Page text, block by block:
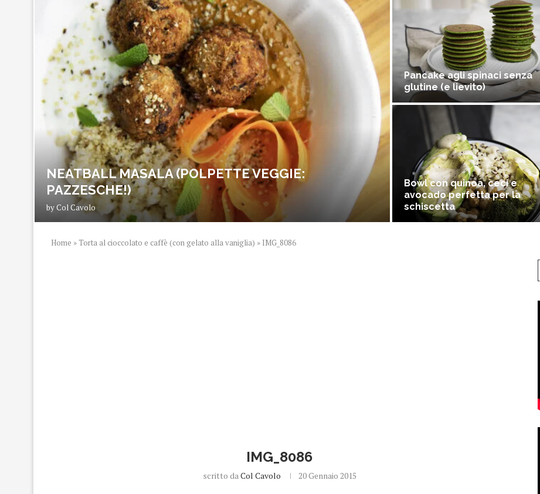
NEATBALL MASALA (POLPETTE VEGGIE:
PAZZESCHE!)
byCol Cavolo
Pancake agli spinaci senza
glutine (e lievito)
Bowl con quinoa, ceci e
avocado perfetta per la
schiscetta
Home »Torta al cioccolato e caffè (con gelato alla vaniglia) » IMG_8086
IMG_8086
scritto daCol Cavolo 20 Gennaio 2015